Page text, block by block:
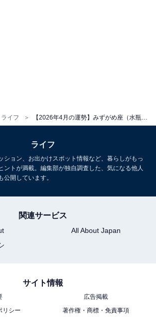
ライフ
ライフ
ション、お出かけスポット情報など、暮らしがもっ
ントが満載。編集部が独自調査した、気になる他人
開しています。
関連サービス
All About Japan
サイト情報
広告掲載
リシー
著作権・商標・免責事項